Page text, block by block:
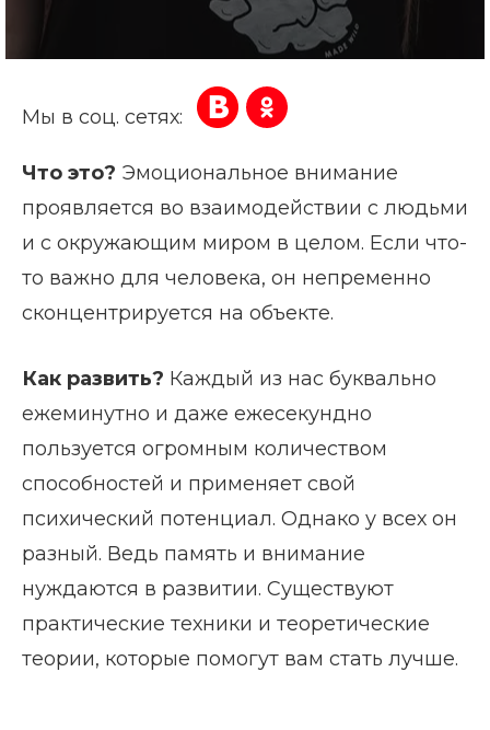
Мы в соц. сетях:
Что это? Эмоциональное внимание
проявляется во взаимодействии с людьми
и с окружающим миром в целом. Если что-
то важно для человека, он непременно
сконцентрируется на объекте.
Как развить? Каждый из нас буквально
ежеминутно и даже ежесекундно
пользуется огромным количеством
способностей и применяет свой
психический потенциал. Однако у всех он
разный. Ведь память и внимание
нуждаются в развитии. Существуют
практические техники и теоретические
теории, которые помогут вам стать лучше.